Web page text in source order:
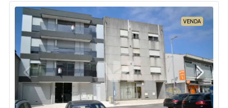
VENDA